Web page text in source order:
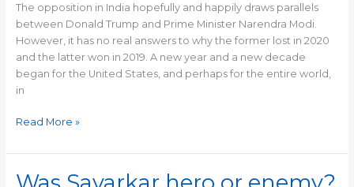
The opposition in India hopefully and happily draws parallels
between Donald Trump and Prime Minister Narendra Modi.
However, it has no real answers to why the former lost in 2020
and the latter won in 2019. A new year and a new decade
began for the United States, and perhaps for the entire world,
in
Read More »
Was